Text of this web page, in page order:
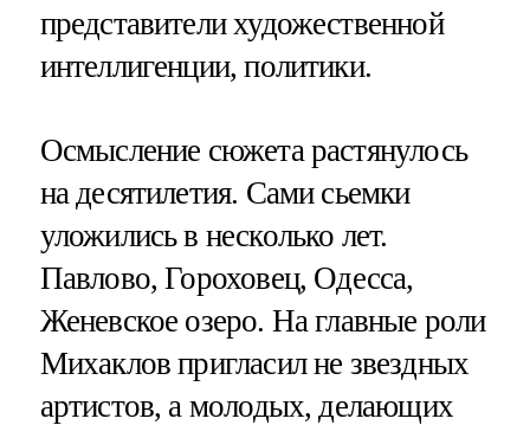
представители художественной
интеллигенции, политики.
Осмысление сюжета растянулось
на десятилетия. Сами сьемки
уложились в несколько лет.
Павлово, Гороховец, Одесса,
Женевское озеро. На главные роли
Михаклов пригласил не звездных
артистов, а молодых, делающих